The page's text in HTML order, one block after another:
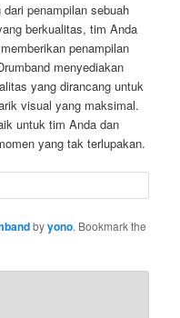
penampilan sebuah
berkualitas, tim Anda
penampilan
menyediakan
yang dirancang untuk
visual yang maksimal.
untuk tim Anda dan
yang tak terlupakan.
byyono. Bookmark the